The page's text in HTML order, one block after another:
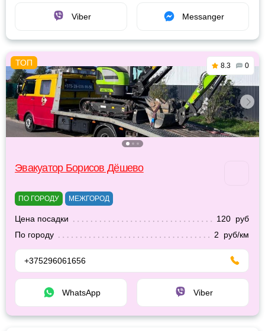
Viber Messanger
8.3 0
Эвакуатор Борисов Дёшево
ПО ГОРОДУ МЕЖГОРОД
Цена посадки
120 руб
По городу
2 руб/км
+375296061656
WhatsApp Viber